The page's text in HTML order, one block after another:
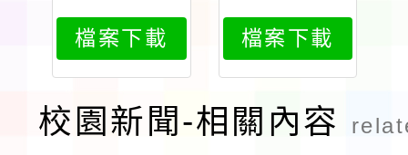
ach1
檔案下載
ach2
檔案下載
校園新聞-相關內容